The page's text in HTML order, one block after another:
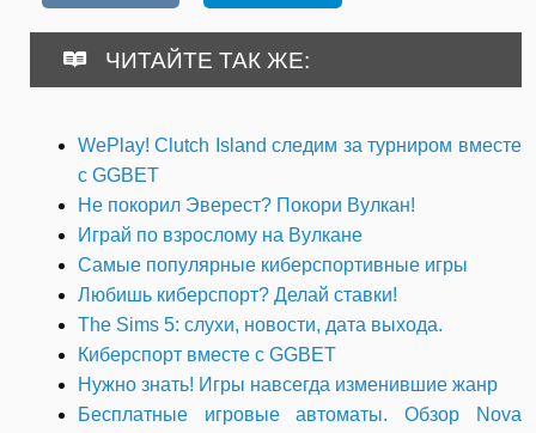
ЧИТАЙТЕ ТАК ЖЕ:
WePlay! Clutch Island следим за турниром вместе
с GGBET
Не покорил Эверест? Покори Вулкан!
Играй по взрослому на Вулкане
Самые популярные киберспортивные игры
Любишь киберспорт? Делай ставки!
The Sims 5: слухи, новости, дата выхода.
Киберспорт вместе с GGBET
Нужно знать! Игры навсегда изменившие жанр
Бесплатные игровые автоматы. Обзор Nova